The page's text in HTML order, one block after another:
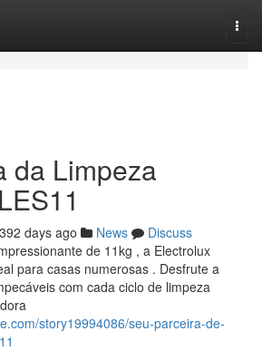
da Limpeza
392 days ago News
Discuss
de 11kg , a Electrolux
para casas numerosas . Desfrute a
com cada ciclo de limpeza
story19994086/seu-parceira-de-